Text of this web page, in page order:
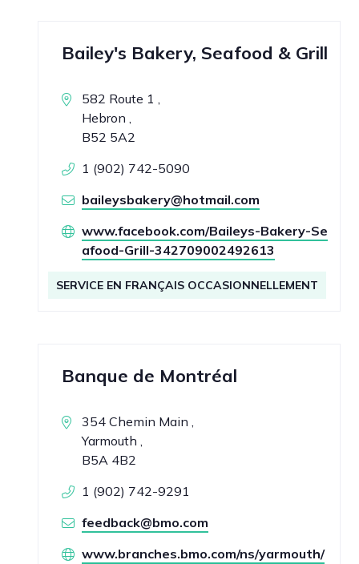
Bailey's Bakery, Seafood & Grill
582 Route 1 ,
Hebron ,
B52 5A2
1 (902) 742-5090
baileysbakery@hotmail.com
www.facebook.com/Baileys-Bakery-Se
afood-Grill-342709002492613
SERVICE EN FRANÇAIS OCCASIONNELLEMENT
Banque de Montréal
354 Chemin Main ,
Yarmouth ,
B5A 4B2
1 (902) 742-9291
feedback@bmo.com
www.branches.bmo.com/ns/yarmouth/